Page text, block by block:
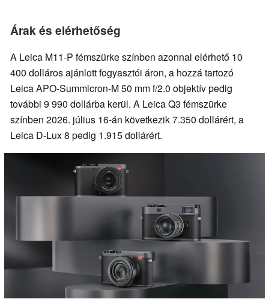
Árak és elérhetőség
A Leica M11-P fémszürke színben azonnal elérhető 10
400 dolláros ajánlott fogyasztói áron, a hozzá tartozó
Leica APO-Summicron-M 50 mm f/2.0 objektív pedig
további 9 990 dollárba kerül. A Leica Q3 fémszürke
színben 2026. július 16-án következik 7.350 dollárért, a
Leica D-Lux 8 pedig 1.915 dollárért.